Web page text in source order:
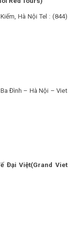
Hà Nội Tel : (844)
Đình – Hà Nội – Viet
Đại Việt(Grand Viet